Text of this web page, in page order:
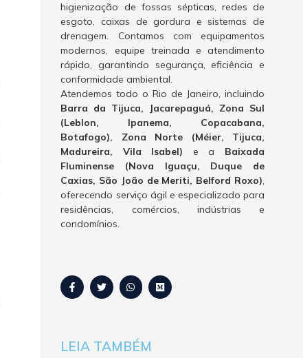
higienização de fossas sépticas, redes de
esgoto, caixas de gordura e sistemas de
drenagem. Contamos com equipamentos
modernos, equipe treinada e atendimento
rápido, garantindo segurança, eficiência e
conformidade ambiental.
Atendemos todo o Rio de Janeiro, incluindo
Barra da Tijuca, Jacarepaguá, Zona Sul
(Leblon, Ipanema, Copacabana,
Botafogo), Zona Norte (Méier, Tijuca,
Madureira, Vila Isabel) e a Baixada
Fluminense (Nova Iguaçu, Duque de
Caxias, São João de Meriti, Belford Roxo),
oferecendo serviço ágil e especializado para
residências, comércios, indústrias e
condomínios.
LEIA TAMBÉM